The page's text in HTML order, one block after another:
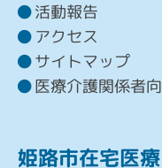
活動報告
アクセス
サイトマップ
医療介護関係者
姫路市在宅医